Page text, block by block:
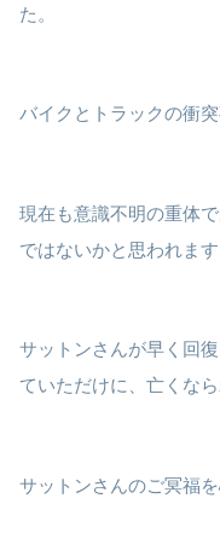
た。
バイクとトラックの衝
現在も意識不明の重体
ではないかと思われます
サットンさんが早く回
ていただけに、亡くな
サットンさんのご冥福